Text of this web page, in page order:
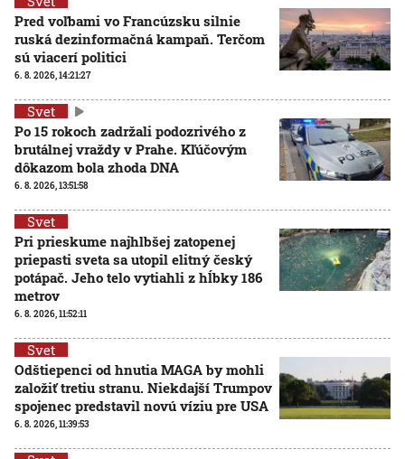
Pred voľbami vo Francúzsku silnie
ruská dezinformačná kampaň. Terčom
sú viacerí politici
6. 8. 2026, 14:21:27
Svet
Po 15 rokoch zadržali podozrivého z
brutálnej vraždy v Prahe. Kľúčovým
dôkazom bola zhoda DNA
6. 8. 2026, 13:51:58
Svet
Pri prieskume najhlbšej zatopenej
priepasti sveta sa utopil elitný český
potápač. Jeho telo vytiahli z hĺbky 186
metrov
6. 8. 2026, 11:52:11
Svet
Odštiepenci od hnutia MAGA by mohli
založiť tretiu stranu. Niekdajší Trumpov
spojenec predstavil novú víziu pre USA
6. 8. 2026, 11:39:53